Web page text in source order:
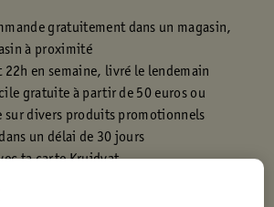
gratuitement dans un magasin,
à proximité
22h en semaine, livré le lendemain
gratuite à partir de 50 euros ou
sur divers produits promotionnels
un délai de 30 jours
ta carte Kruidvat